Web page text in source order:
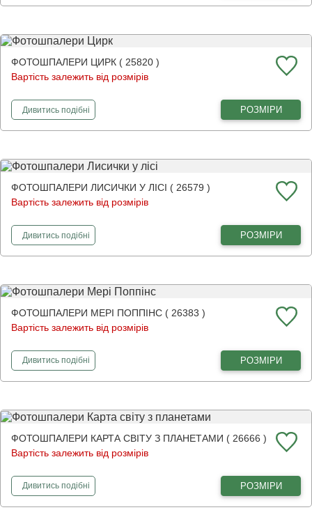
ФОТОШПАЛЕРИ ЦИРК ( 25820 )
Вартість залежить від розмірів
Дивитисьфотошпалери
подібні РОЗМІРИ
ФОТОШПАЛЕРИ ЛИСИЧКИ У ЛІСІ ( 26579 )
Вартість залежить від розмірів
Дивитисьфотошпалери
подібні РОЗМІРИ
ФОТОШПАЛЕРИ МЕРІ ПОППІНС ( 26383 )
Вартість залежить від розмірів
Дивитисьфотошпалери
подібні РОЗМІРИ
ФОТОШПАЛЕРИ КАРТА СВІТУ З ПЛАНЕТАМИ ( 26666 )
Вартість залежить від розмірів
Дивитисьфотошпалери
подібні РОЗМІРИ